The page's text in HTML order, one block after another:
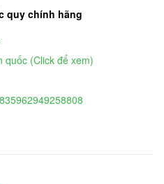
quy chính hãng
quốc (Click để xem)